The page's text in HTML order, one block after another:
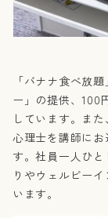
「バナナ食べ放
ー」の提供、100
しています。ま
心理士を講師に
す。社員一人ひ
りやウェルビー
います。